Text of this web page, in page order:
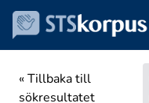
« Tillbaka till
sökresultatet